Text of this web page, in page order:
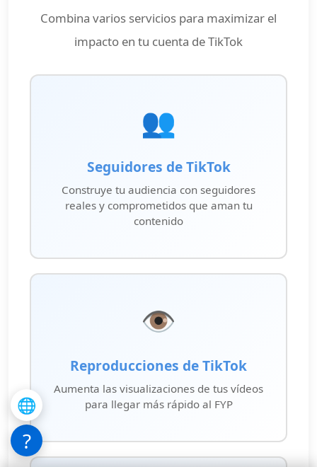
Combina varios servicios para maximizar el
impacto en tu cuenta de TikTok
👥
Seguidores de TikTok
Construye tu audiencia con seguidores
reales y comprometidos que aman tu
contenido
👁️
Reproducciones de TikTok
Aumenta las visualizaciones de tus vídeos
para llegar más rápido al FYP
?
🌐